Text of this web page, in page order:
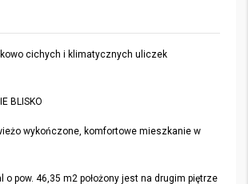
cichych i klimatycznych uliczek
BLISKO
wykończone, komfortowe mieszkanie w
o pow. 46,35 m2 położony jest na drugim piętrze